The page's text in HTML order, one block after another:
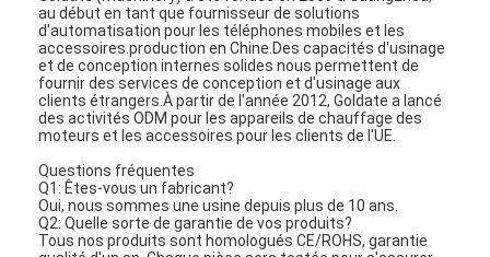
Aperçu
au début en tant que fournisseur de solutions
d'automatisation pour les téléphones mobiles et les
accessoires.production en Chine.Des capacités d'usinage
et de conception internes solides nous permettent de
fournir des services de conception et d'usinage aux
clients étrangers.À partir de l'année 2012, Goldate a lancé
des activités ODM pour les appareils de chauffage des
moteurs et les accessoires pour les clients de l'UE.
Questions fréquentes
Q1: Êtes-vous un fabricant?
Oui, nous sommes une usine depuis plus de 10 ans.
Q2: Quelle sorte de garantie de vos produits?
Tous nos produits sont homologués CE/ROHS, garantie